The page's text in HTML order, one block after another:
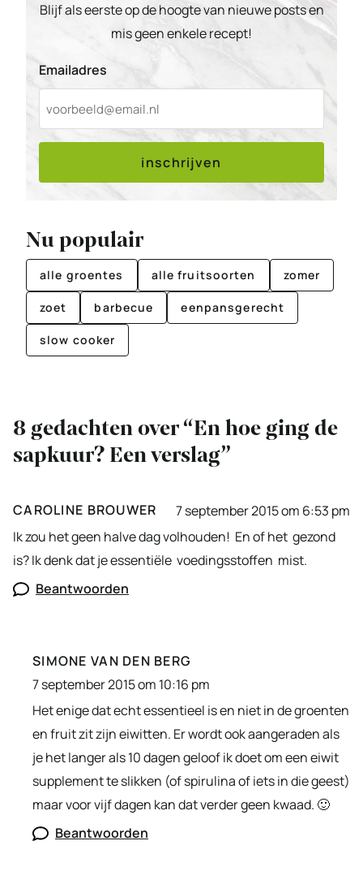
Blijf als eerste op de hoogte van nieuwe posts en
mis geen enkele recept!
Emailadres
inschrijven
Nu populair
alle groentes alle fruitsoorten zomer
zoet barbecue eenpansgerecht
slow cooker
8 gedachten over “En hoe ging de
sapkuur? Een verslag”
CAROLINE BROUWER
7 september 2015 om 6:53 pm
Ik zou het geen halve dag volhouden! En of het gezond
is? Ik denk dat je essentiële voedingsstoffen mist.
Beantwoorden
SIMONE VAN DEN BERG
7 september 2015 om 10:16 pm
Het enige dat echt essentieel is en niet in de groenten
en fruit zit zijn eiwitten. Er wordt ook aangeraden als
je het langer als 10 dagen geloof ik doet om een eiwit
supplement te slikken (of spirulina of iets in die geest)
maar voor vijf dagen kan dat verder geen kwaad. 🙂
Beantwoorden